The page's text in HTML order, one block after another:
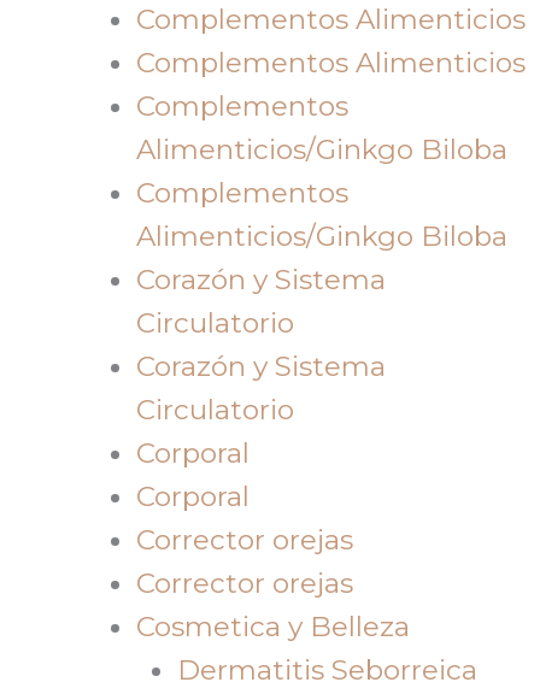
Complementos Alimenticios
Complementos Alimenticios
Complementos
Alimenticios/Ginkgo Biloba
Complementos
Alimenticios/Ginkgo Biloba
Corazón y Sistema
Circulatorio
Corazón y Sistema
Circulatorio
Corporal
Corporal
Corrector orejas
Corrector orejas
Cosmetica y Belleza
Dermatitis Seborreica